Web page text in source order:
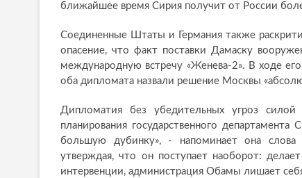
ближайшее время Сирия получит от России
Соединенные Штаты и Германия также
опасение, что факт поставки Дамаску
международную встречу «Женева-2». В ходе
оба дипломата назвали решение Москвы
Дипломатия без убедительных угроз
планирования государственного
большую дубинку», - напоминает она слова
утверждая, что он поступает наоборот:
интервенции, администрация Обамы лишает